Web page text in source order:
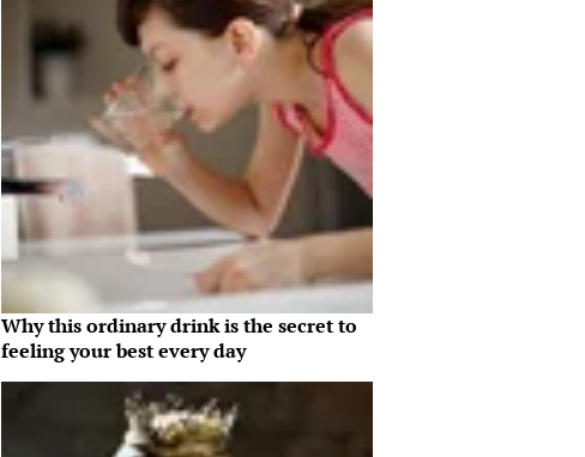
Why this ordinary drink is the secret to
feeling your best every day